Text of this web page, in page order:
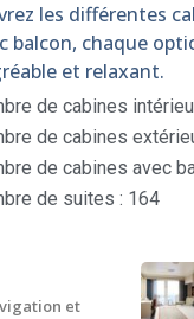
les différentes
balcon, chaque
et relaxant.
de cabines
de cabines
de cabines avec
de suites : 164
et